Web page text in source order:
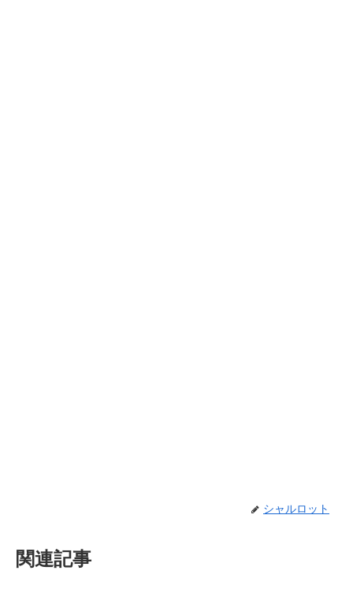
シャルロット
関連記事